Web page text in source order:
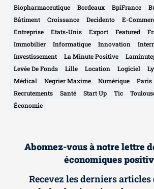
Biopharmaceutique
Bordeaux BpiFrance
Bâtiment
Croissance Decidento E-
Entreprise
Etats-Unis Export Featured
Immobilier
Informatique Innovation
Investissement
La Minute Positive
Levée De Fonds
Lille Location Logiciel
Médical
Negrier Maxime Numérique Paris
Recrutements
Santé Start Up Tic
Économie
Abonnez-vous à notre lettre
économiques
Recevez les derniers